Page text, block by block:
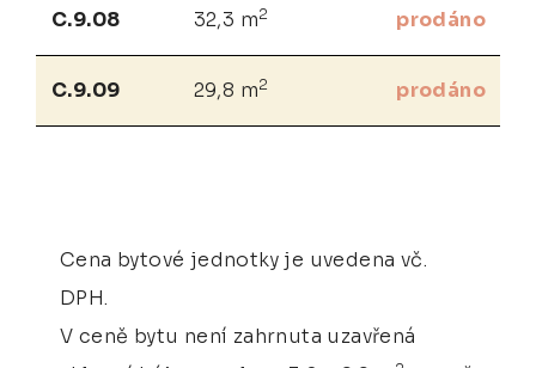
C.9.08 32,3 m2 prodáno
C.9.09 29,8 m2 prodáno
Cena bytové jednotky je uvedena vč.
DPH.
V ceně bytu není zahrnuta uzavřená